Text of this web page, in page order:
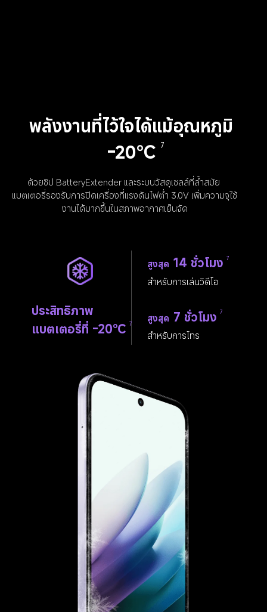
พลังงานที่ไว้ใจได้แม้อุณหภูมิ
-20℃ 7
ด้วยชิป BatteryExtender และระบบวัสดุเซลล์ที่ล้ำสมัย
แบตเตอรี่รองรับการปิดเครื่องที่แรงดันไฟต่ำ 3.0V เพิ่มความจุใช้
งานได้มากขึ้นในสภาพอากาศเย็นจัด
ประสิทธิภาพ
แบตเตอรี่ที่ -20℃ 7
สูงสุด 14 ชั่วโมง 7
สำหรับการเล่นวิดีโอ
สูงสุด 7 ชั่วโมง 7
สำหรับการโทร